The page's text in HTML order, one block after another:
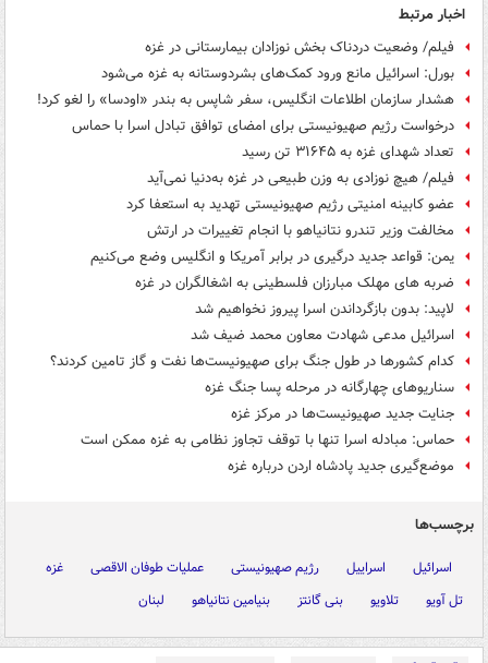
اخبار مرتبط
فیلم/ وضعیت دردناک بخش نوزادان بیمارستانی در غزه
بورل: اسرائیل مانع ورود کمک‌های بشردوستانه به غزه می‌شود
هشدار سازمان اطلاعات انگلیس، سفر شاپس به بندر «اودسا» را لغو کرد!
درخواست رژیم صهیونیستی برای امضای توافق تبادل اسرا با حماس
تعداد شهدای غزه به ۳۱۶۴۵ تن رسید
فیلم/ هیچ نوزادی به وزن طبیعی در غزه به‌دنیا نمی‌آید
عضو کابینه امنیتی رژیم صهیونیستی تهدید به استعفا کرد
مخالفت وزیر تندرو نتانیاهو با انجام تغییرات در ارتش
یمن: قواعد جدید درگیری در برابر آمریکا و انگلیس وضع می‌کنیم
ضربه های مهلک مبارزان فلسطینی به اشغالگران در غزه
لاپید: بدون بازگرداندن اسرا پیروز نخواهیم شد
اسرائیل مدعی شهادت معاون محمد ضیف شد
کدام کشورها در طول جنگ برای صهیونیست‌ها نفت و گاز تامین کردند؟
سناریوهای چهارگانه در مرحله پسا جنگ غزه
جنایت جدید صهیونیست‌ها در مرکز غزه
حماس: مبادله اسرا تنها با توقف تجاوز نظامی به غزه ممکن است
موضع‌گیری جدید پادشاه اردن درباره غزه
برچسب‌ها
اسرائیل اسراییل رژیم صهیونیستی عملیات طوفان الاقصی
غزه
تل آویو
تلاویو بنی گانتز بنیامین نتانیاهو لبنان